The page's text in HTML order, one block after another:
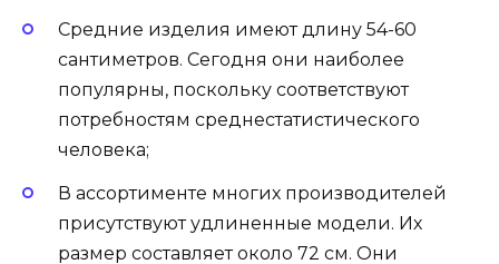
Средние изделия имеют длину 54-60
сантиметров. Сегодня они наиболее
популярны, поскольку соответствуют
потребностям среднестатистического
человека;
В ассортименте многих производителей
присутствуют удлиненные модели. Их
размер составляет около 72 см. Они